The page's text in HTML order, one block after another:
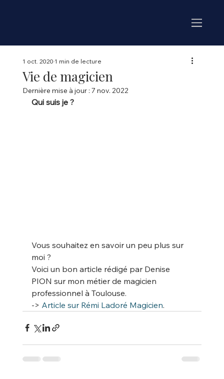
Vie de magicien
1 oct. 20201 min de lecture
Dernière mise à jour : 7 nov. 2022
Qui suis je ?
Vous souhaitez en savoir un peu plus sur
moi ?
Voici un bon article rédigé par Denise
PION sur mon métier de magicien
professionnel à Toulouse.
-> Article sur Rémi Ladoré Magicien.